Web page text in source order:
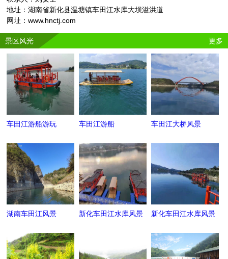
地址：湖南省新化县温塘镇车田江水库大坝溢洪道
网址：www.hnctj.com
景区风光 更多
车田江游船游玩 车田江游船 车田江大桥风景
湖南车田江风景 新化车田江水库风景 新化车田江水库风景